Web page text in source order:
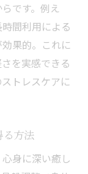
です。例え
間利用による
果的。これに
を実感できる
トレスケアに
る方法
身に深い癒し